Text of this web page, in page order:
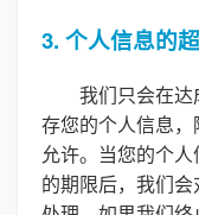
3. 个人信息的
我们只会在
存您的个人信息
允许。当您的个
的期限后，我们